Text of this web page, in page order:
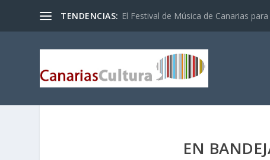
TENDENCIAS: El Festival de Música de Canarias para
EN